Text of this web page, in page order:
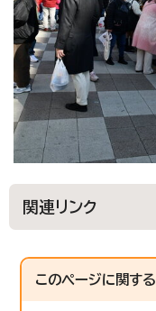
関連リンク
このページに関する